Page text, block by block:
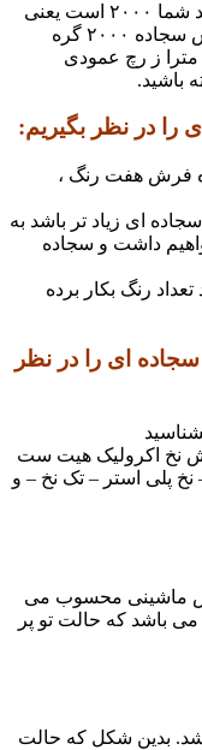
شرکت به شما می گوید تراکم فرش مسجد شما ۲۰۰۰ است یعنی
در هر متر عمودی یا در هر رچ عمودی فرش سجاده ۲۰۰۰ گره
مترا ز رچ عمودی
در نظر بگیریم:
فرش هفت رنگ ،
ای زیاد تر باشد به
داشت و سجاده
رنگ بکار برده
ای را در نظر
نخ اکرولیک هیت ست
پلی استر – تک نخ – و
ماشینی محسوب می
باشد که حالت تو پر
بدین شکل که حالت